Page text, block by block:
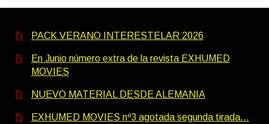
PACK VERANO INTERESTELAR 2026
En Junio número extra de la revista EXHUMED
MOVIES
NUEVO MATERIAL DESDE ALEMANIA
EXHUMED MOVIES nº3 agotada segunda tirada…